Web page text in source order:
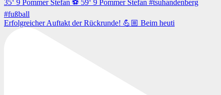
Erfolgreicher Auftakt der Rückrunde! 💪🏼 Beim heuti